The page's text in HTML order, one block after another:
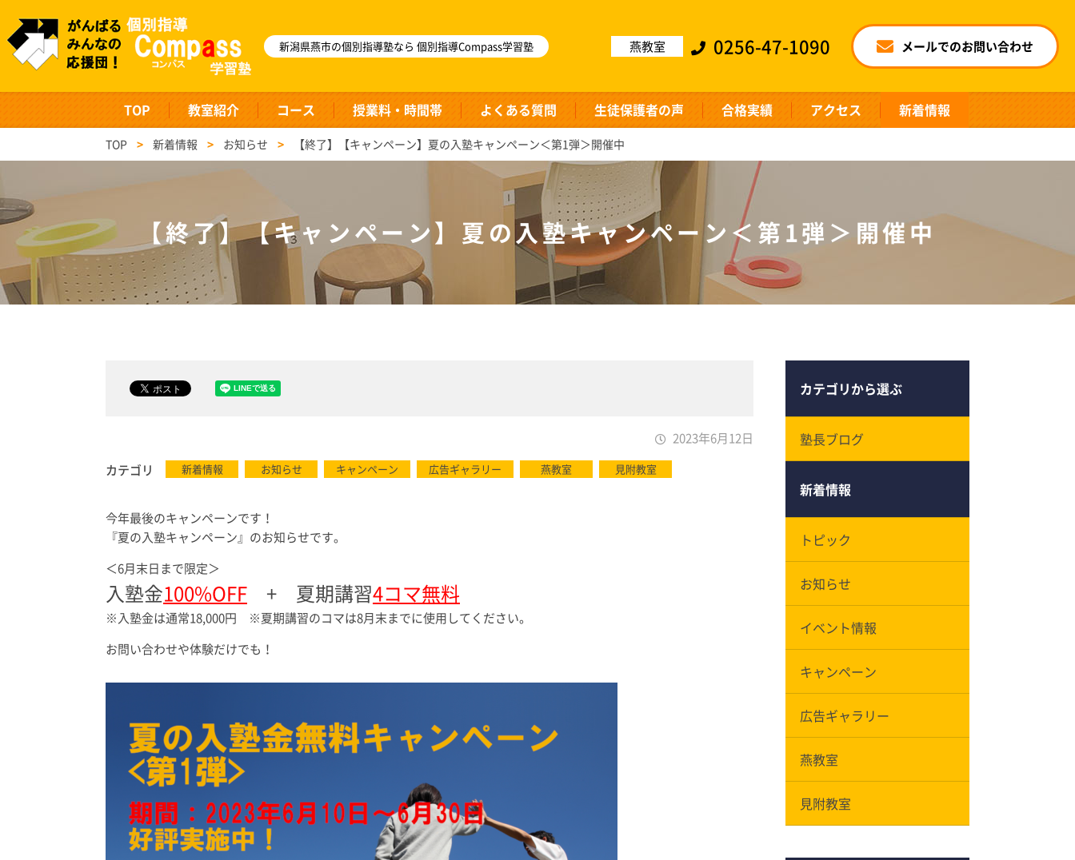
新潟県燕市の個別指導塾なら 個別指導Compass学習塾 メールでのお問い合わせ
TOP 教室紹介 コース 授業料・時間帯 よくある質問 生徒保護者の声 合格実績 アクセス 新着情報
燕教室 0256-47-1090
TOP > 新着情報 > お知らせ > 【終了】【キャンペーン】夏の入塾キャンペーン＜第1弾＞開催中
【終了】【キャンペーン】夏の入塾キャンペーン＜第1弾＞開催中
2023年6月12日
カテゴリ
新着情報 お知らせ キャンペーン 広告ギャラリー 燕教室 見附教室
今年最後のキャンペーンです！
『夏の入塾キャンペーン』のお知らせです。
＜6月末日まで限定＞
入塾金100%OFF + 夏期講習4コマ無料
※入塾金は通常18,000円 ※夏期講習のコマは8月末までに使用してください。
お問い合わせや体験だけでも！
カテゴリから選ぶ
塾長ブログ
新着情報
トピック
お知らせ
イベント情報
キャンペーン
広告ギャラリー
燕教室
見附教室